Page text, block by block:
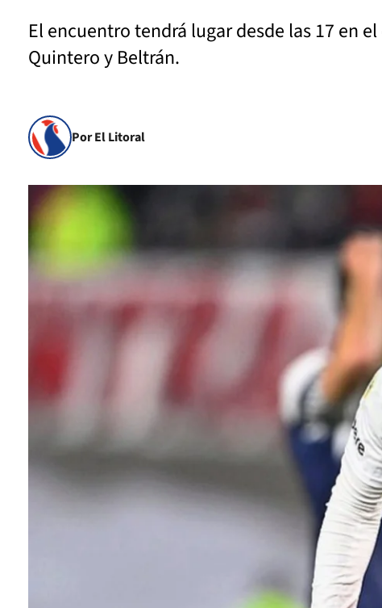
El encuentro tendrá lugar desde las 17 en
Quintero y Beltrán.
Por El Litoral